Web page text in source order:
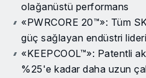
olağanüstü performans
«PWRCORE 20™»: Tüm
güç sağlayan endüstri
«KEEPCOOL™»: Patentli
%25'e kadar daha uzun